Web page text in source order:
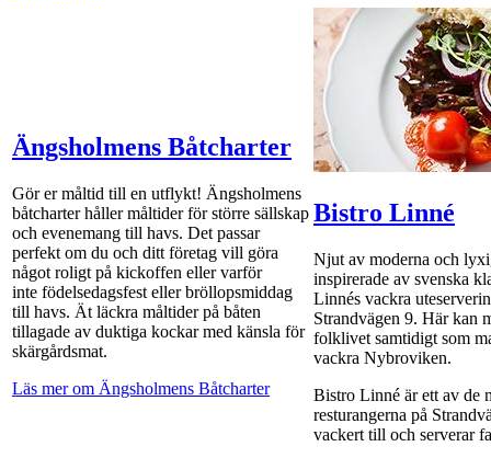
Ängsholmens Båtcharter
Gör er måltid till en utflykt! Ängsholmens
båtcharter håller måltider för större sällskap
och evenemang till havs. Det passar
perfekt om du och ditt företag vill göra
något roligt på kickoffen eller varför
inte födelsedagsfest eller bröllopsmiddag
till havs. Ät läckra måltider på båten
tillagade av duktiga kockar med känsla för
skärgårdsmat.
Läs mer om Ängsholmens Båtcharter
Bistro Linné
Njut av moderna och
inspirerade av svenska
Linnés vackra
Strandvägen 9. Här kan
folklivet samtidigt som
vackra Nybroviken.
Bistro Linné är ett av de
resturangerna på
vackert till och serverar